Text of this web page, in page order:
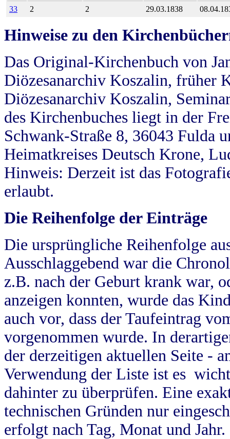
33
2 2 29.03.1838
Hinweise zu den
Das Original-Kirchenbuch von
Diözesanarchiv Koszalin, früher
Diözesanarchiv Koszalin,
des Kirchenbuches liegt in der
Schwank-Straße 8, 36043 Fulda
Heimatkreises Deutsch Krone,
Hinweis: Derzeit ist das
erlaubt.
Die Reihenfolge der Einträge
Die ursprüngliche Reihenfolge
Ausschlaggebend war die
z.B. nach der Geburt krank war,
anzeigen konnten, wurde das
auch vor, dass der Taufeintrag
vorgenommen wurde. In
der derzeitigen aktuellen Seite -
Verwendung der Liste ist es
dahinter zu überprüfen. Eine
technischen Gründen nur
erfolgt nach Tag, Monat und Jahr.